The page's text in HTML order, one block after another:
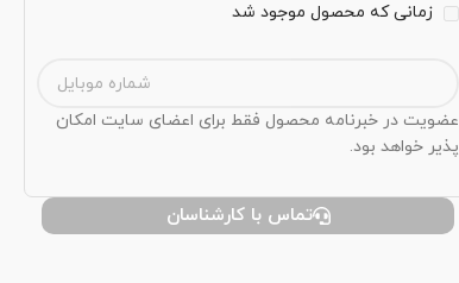
زمانی که محصول موجود شد
عضویت در خبرنامه محصول فقط برای اعضای سایت امکان
پذیر خواهد بود.
تماس با کارشناسان